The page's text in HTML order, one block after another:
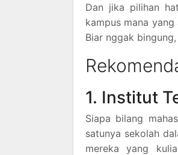
Dan jika pilihan
kampus mana
Biar nggak
1. Institut
Siapa bilang
satunya sekolah
mereka yang